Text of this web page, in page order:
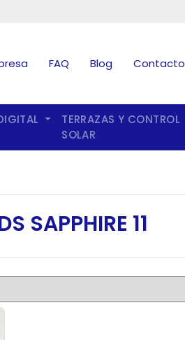
FAQ Blog Contacto
TERRAZAS Y CONTROL
SOLAR
SAPPHIRE 11